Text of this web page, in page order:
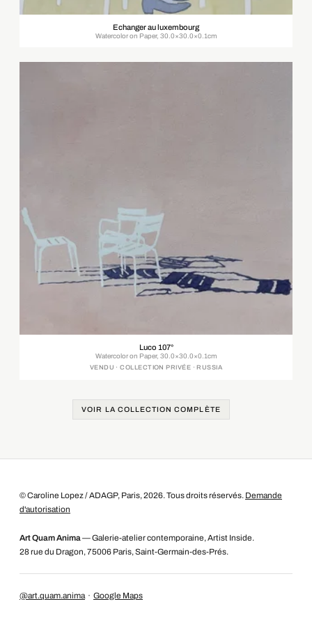
Echanger au luxembourg
Watercolor on Paper, 30.0×30.0×0.1cm
Luco 107°
Watercolor on Paper, 30.0×30.0×0.1cm
VENDU · COLLECTION PRIVÉE · RUSSIA
VOIR LA COLLECTION COMPLÈTE
© Caroline Lopez / ADAGP, Paris, 2026. Tous droits réservés. Demande
d'autorisation
Art Quam Anima — Galerie-atelier contemporaine, Artist Inside.
28 rue du Dragon, 75006 Paris, Saint-Germain-des-Prés.
@art.quam.anima · Google Maps